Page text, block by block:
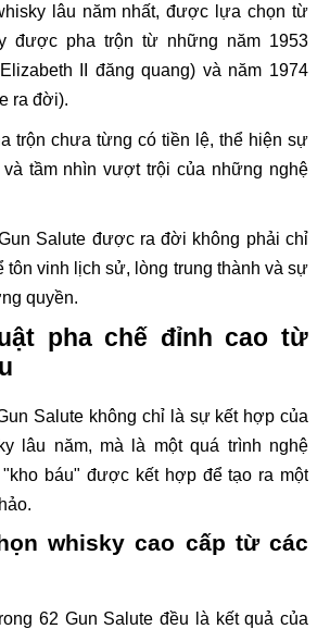
lâu năm nhất, được lựa chọn từ
được pha trộn từ những năm 1953
II đăng quang) và năm 1974
ra đời).
trộn chưa từng có tiền lệ, thể hiện sự
tầm nhìn vượt trội của những nghệ
Salute được ra đời không phải chỉ
tôn vinh lịch sử, lòng trung thành và sự
quyền.
pha chế đỉnh cao từ
Salute không chỉ là sự kết hợp của
lâu năm, mà là một quá trình nghệ
báu" được kết hợp để tạo ra một
whisky cao cấp từ các
62 Gun Salute đều là kết quả của